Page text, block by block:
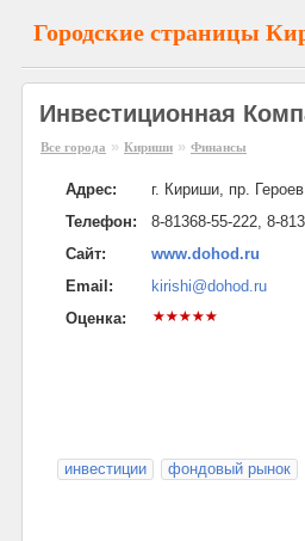
Городские страницы
Инвестиционная
Все города » Кириши » Финансы
Адрес:
г. Кириши, пр.
Телефон:
8-81368-55-222, 8-
Сайт:
www.dohod.ru
Email:
kirishi@dohod.ru
Оценка:
инвестиции фондовый рынок